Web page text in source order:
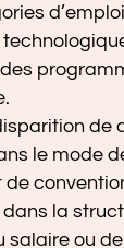
de
le mode
de
la
salaire ou